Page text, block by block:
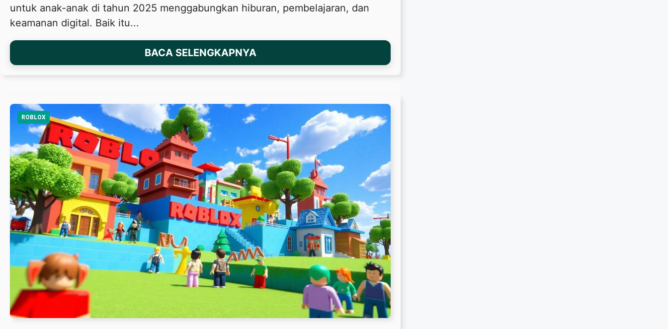
untuk anak-anak di tahun 2025 menggabungkan hiburan, pembelajaran, dan
keamanan digital. Baik itu...
BACA SELENGKAPNYA
ROBLOX